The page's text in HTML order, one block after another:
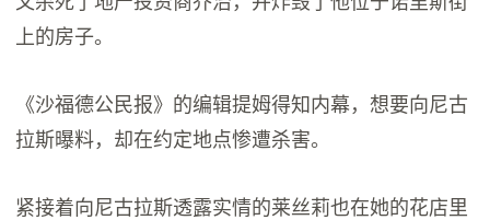
上的房子。
《沙福德公民报》的编辑提姆得知内幕，想要向尼古
拉斯曝料，却在约定地点惨遭杀害。
紧接着向尼古拉斯透露实情的莱丝莉也在她的花店里